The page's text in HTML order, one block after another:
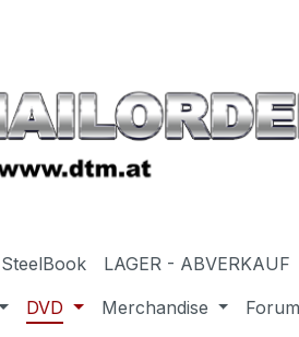
SteelBook LAGER - ABVERKAUF
DVD Merchandise Forum